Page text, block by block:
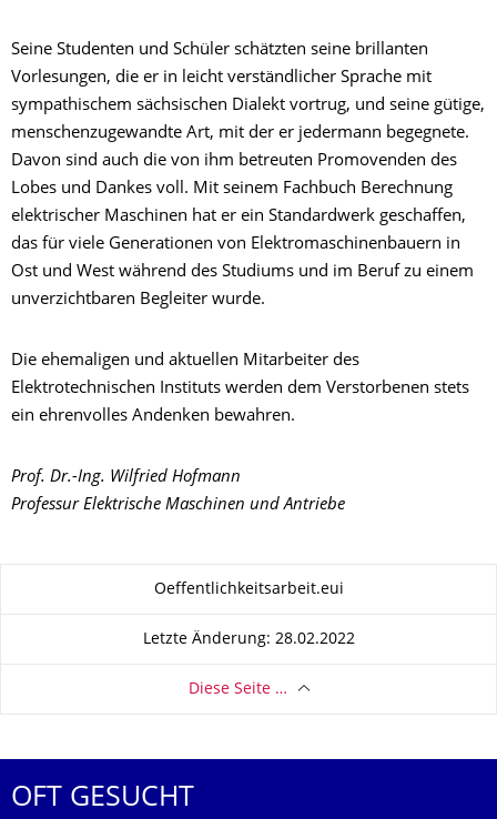
Seine Studenten und Schüler schätzten seine brillanten
Vorlesungen, die er in leicht verständlicher Sprache mit
sympathischem sächsischen Dialekt vortrug, und seine gütige,
menschenzugewandte Art, mit der er jedermann begegnete.
Davon sind auch die von ihm betreuten Promovenden des
Lobes und Dankes voll. Mit seinem Fachbuch Berechnung
elektrischer Maschinen hat er ein Standardwerk geschaffen,
das für viele Generationen von Elektromaschinenbauern in
Ost und West während des Studiums und im Beruf zu einem
unverzichtbaren Begleiter wurde.
Die ehemaligen und aktuellen Mitarbeiter des
Elektrotechnischen Instituts werden dem Verstorbenen stets
ein ehrenvolles Andenken bewahren.
Prof. Dr.-Ing. Wilfried Hofmann
Professur Elektrische Maschinen und Antriebe
Zu dieser SeiteOeffentlichkeitsarbeit.eui
Letzte Änderung: 28.02.2022
Diese Seite …
OFT GESUCHT